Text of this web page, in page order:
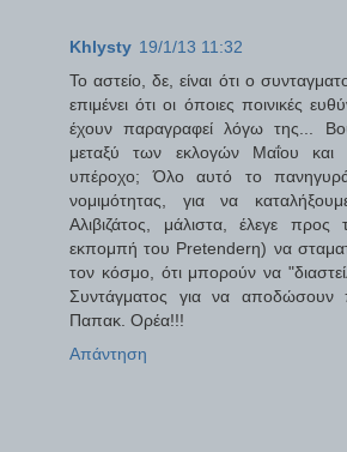
Khlysty 19/1/13 11:32
Το αστείο, δε, είναι ότι ο
επιμένει ότι οι όποιες ποινικές
έχουν παραγραφεί λόγω της...
μεταξύ των εκλογών Μαΐου και
υπέροχο; Όλο αυτό το
νομιμότητας, για να
Αλιβιζάτος, μάλιστα, έλεγε προς
εκπομπή του Pretenderη) να
τον κόσμο, ότι μπορούν να
Συντάγματος για να αποδώσουν
Παπακ. Ορέα!!!
Απάντηση